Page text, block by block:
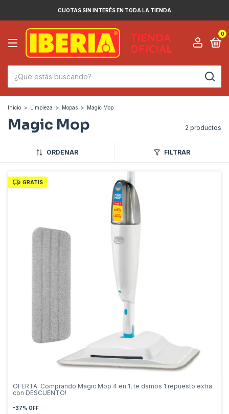
CUOTAS SIN INTERÉS EN TODA LA TIENDA
0
Inicio > Limpieza > Mopas > Magic Mop
Magic Mop 2 productos
ORDENAR FILTRAR
GRATIS
OFERTA: Comprando Magic Mop 4 en 1, te damos 1 repuesto extra
con DESCUENTO!
-37% OFF